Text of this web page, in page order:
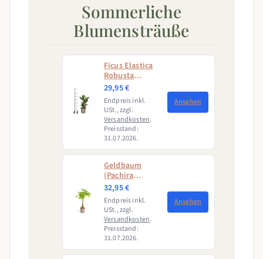
Sommerliche
Blumensträuße
Ficus Elastica
Robusta
Ø17cm - ↕50 -
60cm
29,95 €
Endpreis inkl.
USt., zzgl.
Versandkosten.
Preisstand:
31.07.2026.
Ansehen
Geldbaum
(Pachira
Aquatica)
32,95 €
Endpreis inkl.
USt., zzgl.
Versandkosten.
Preisstand:
31.07.2026.
Ansehen